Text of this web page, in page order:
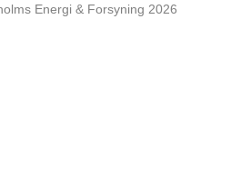
Energi & Forsyning 2026